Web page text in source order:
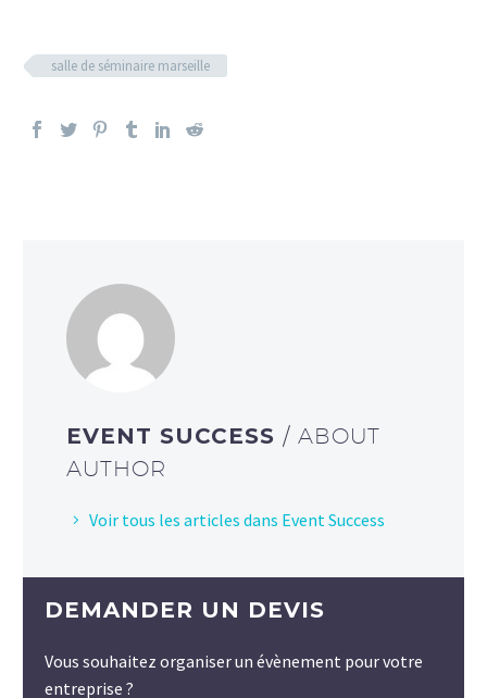
salle de séminaire marseille
EVENT SUCCESS / ABOUT
AUTHOR
Voir tous les articles dans Event Success
DEMANDER UN DEVIS
Vous souhaitez organiser un évènement pour votre
entreprise ?